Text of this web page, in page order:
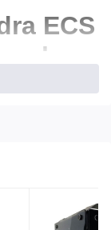
ECS
chọn
nhỏ
nhau. Dù nhỏ
lắp đặt các linh